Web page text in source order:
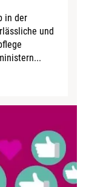
in der
und